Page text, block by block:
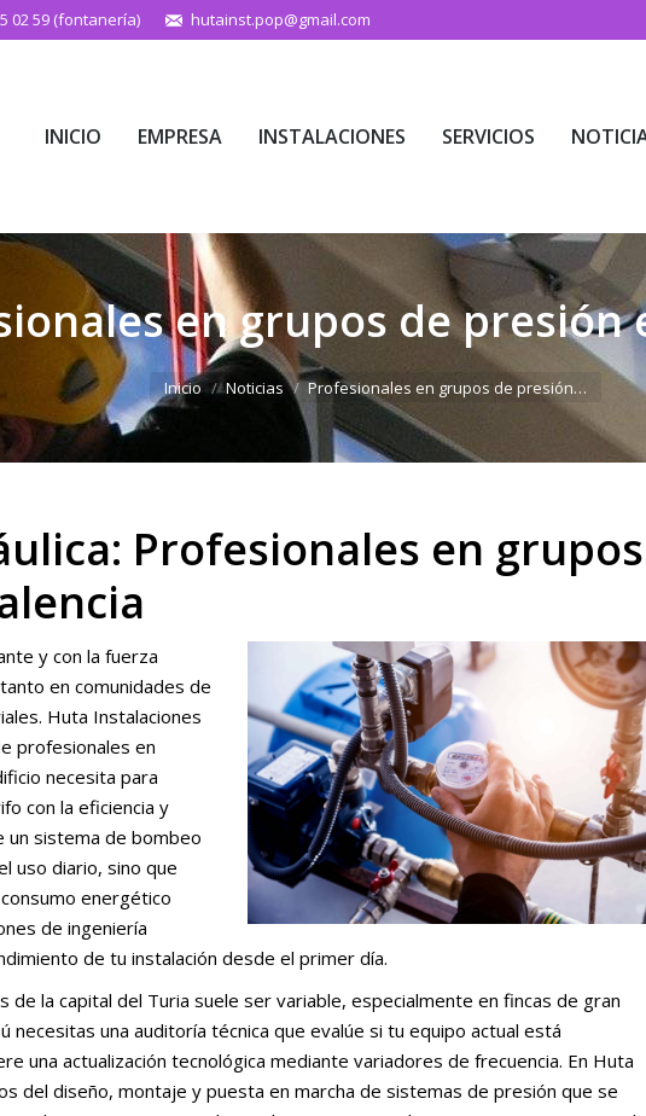
02 59 (fontanería) hutainst.pop@gmail.com
INICIO EMPRESA INSTALACIONES SERVICIOS
en grupos de presión
Estás aquí:
Inicio Noticias Profesionales en grupos de presión…
Profesionales en grupos
y con la fuerza
en comunidades de
Huta Instalaciones
profesionales en
necesita para
con la eficiencia y
un sistema de bombeo
uso diario, sino que
energético
de ingeniería
de tu instalación desde el primer día.
de la capital del Turia suele ser variable, especialmente en fincas de gran
necesitas una auditoría técnica que evalúe si tu equipo actual está
una actualización tecnológica mediante variadores de frecuencia. En Huta
del diseño, montaje y puesta en marcha de sistemas de presión que se